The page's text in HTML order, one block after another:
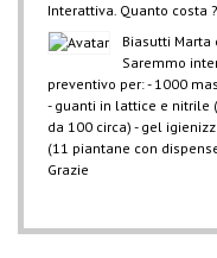
Interattiva. Quanto costa ?
Biasutti Marta
Saremmo
preventivo per: - 1000
- guanti in lattice e nitrile
da 100 circa) - gel
(11 piantane con
Grazie